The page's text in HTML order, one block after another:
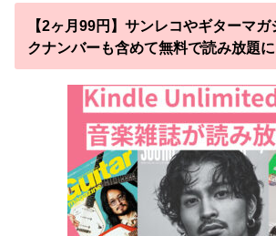
【2ヶ月99円】サンレコやギターマ
クナンバーも含めて無料で読み放題に